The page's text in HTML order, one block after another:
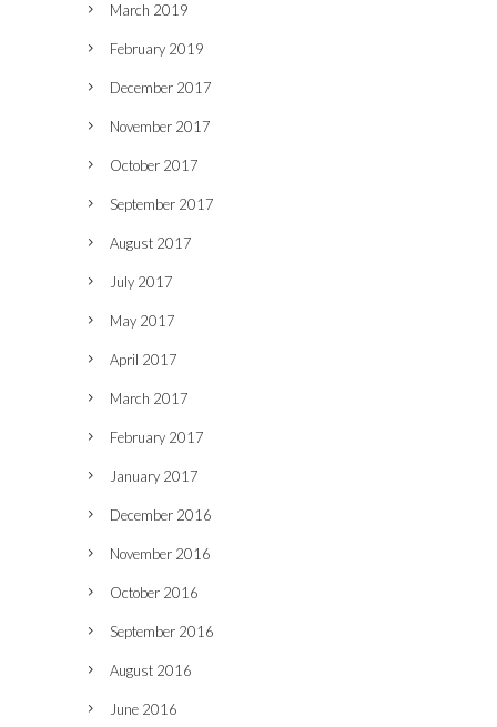
March 2019
February 2019
December 2017
November 2017
October 2017
September 2017
August 2017
July 2017
May 2017
April 2017
March 2017
February 2017
January 2017
December 2016
November 2016
October 2016
September 2016
August 2016
June 2016